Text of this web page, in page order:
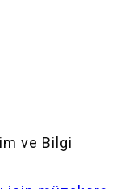
ve Bilgi